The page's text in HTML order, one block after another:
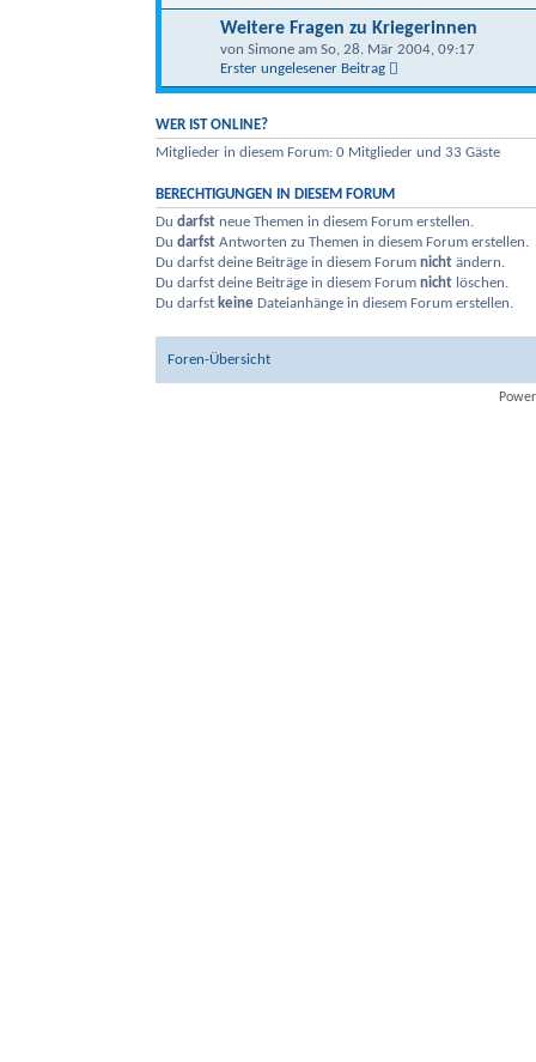
Weitere Fragen zu Kriegerinnen
von Simone am So, 28. Mär 2004, 09:17
Erster ungelesener Beitrag
WER IST ONLINE?
Mitglieder in diesem Forum: 0 Mitglieder und 33 Gäste
BERECHTIGUNGEN IN DIESEM FORUM
Du darfst neue Themen in diesem Forum erstellen.
Du darfst Antworten zu Themen in diesem Forum erstellen.
Du darfst deine Beiträge in diesem Forum nicht ändern.
Du darfst deine Beiträge in diesem Forum nicht löschen.
Du darfst keine Dateianhänge in diesem Forum erstellen.
Foren-Übersicht